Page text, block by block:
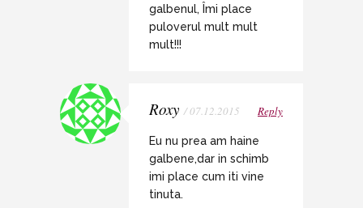
galbenul, Îmi place
puloverul mult mult
mult!!!
Roxy / 07.12.2015 Reply
Eu nu prea am haine
galbene,dar in schimb
imi place cum iti vine
tinuta.